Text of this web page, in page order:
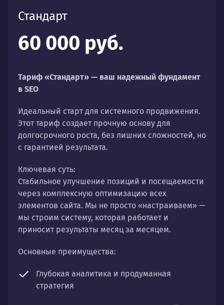
Стандарт
60 000 руб.
Тариф «Стандарт» — ваш надежный фундамент
в SEO
Идеальный старт для системного продвижения.
Этот тариф создает прочную основу для
долгосрочного роста, без лишних сложностей, но
с гарантией результата.
Ключевая суть:
Стабильное улучшение позиций и посещаемости
через комплексную оптимизацию всех
элементов сайта. Мы не просто «настраиваем» —
мы строим систему, которая работает и
приносит результаты месяц за месяцем.
Основные преимущества:
Глубокая аналитика и продуманная
стратегия